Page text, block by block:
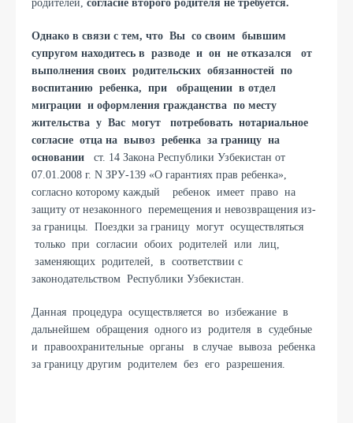
родителей, согласие второго родителя не требуется.
Однако в связи с тем, что Вы со своим бывшим
супругом находитесь в разводе и он не отказался от
выполнения своих родительских обязанностей по
воспитанию ребенка, при обращении в отдел
миграции и оформления гражданства по месту
жительства у Вас могут потребовать нотариальное
согласие отца на вывоз ребенка за границу на
основании
ст. 14 Закона Республики Узбекистан от
07.01.2008 г. N ЗРУ-139 «О гарантиях прав ребенка»,
согласно которому каждый ребенок имеет право на
защиту от незаконного перемещения и невозвращения из-
за границы. Поездки за границу могут осуществляться
только при согласии обоих родителей или лиц,
заменяющих родителей, в соответствии c
законодательством Республики Узбекистан.
Данная процедура осуществляется во избежание в
дальнейшем обращения одного из родителя в судебные
и правоохранительные органы в случае вывоза ребенка
за границу другим родителем без его разрешения.